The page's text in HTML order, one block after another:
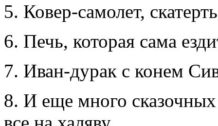
5. Ковер-самолет,
6. Печь, которая сама
7. Иван-дурак с конем
8. И еще много